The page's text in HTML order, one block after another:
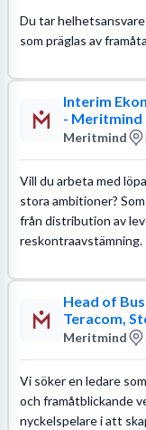
Du tar
som präglas av
Interim
- Meritmind
Meritmind
Vill du arbeta med
stora ambitioner?
från distribution av
reskontraavstämning.
Head of
Teracom,
Meritmind
Vi söker en ledare
och framåtblickande
nyckelspelare i att